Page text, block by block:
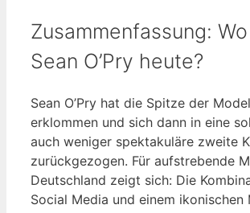
Zusammenfassung:
Sean O’Pry heute?
Sean O’Pry hat die Spitze der
erklommen und sich dann in eine
auch weniger spektakuläre zweite
zurückgezogen. Für aufstrebende
Deutschland zeigt sich: Die
Social Media und einem ikonischen